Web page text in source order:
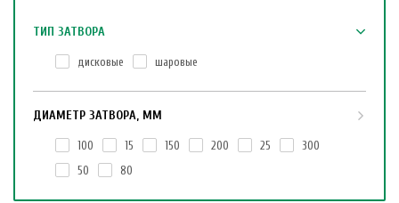
ТИП ЗАТВОРА
дисковые шаровые
ДИАМЕТР ЗАТВОРА, ММ
100 15 150 200 25
300
50
80